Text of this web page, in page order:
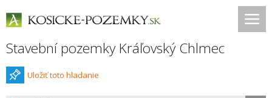
Stavební pozemky Kráľovský Chlmec
Uložiť toto hladanie